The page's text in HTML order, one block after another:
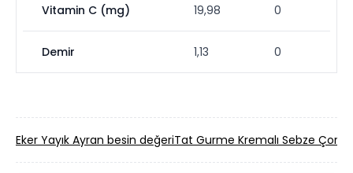
Vitamin C (mg) 19,98 0
Demir 1,13 0
Eker Yayık Ayran besin değeriTat Gurme Kremalı Sebze